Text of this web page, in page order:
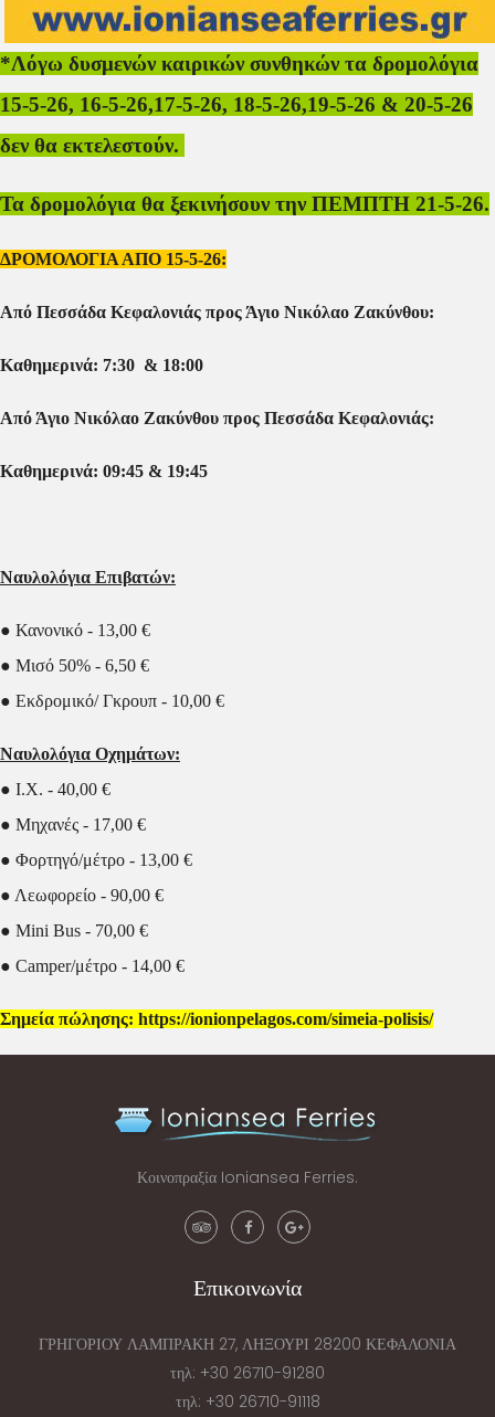
*Λόγω δυσμενών καιρικών συνθηκών τα δρομολόγια
15-5-26, 16-5-26,17-5-26, 18-5-26,19-5-26 & 20-5-26
δεν θα εκτελεστούν.
Τα δρομολόγια θα ξεκινήσουν την ΠΕΜΠΤΗ 21-5-26.
ΔΡΟΜΟΛΟΓΙΑ ΑΠΟ 15-5-26:
Από Πεσσάδα Κεφαλονιάς προς Άγιο Νικόλαο Ζακύνθου:
Καθημερινά: 7:30 & 18:00
Από Άγιο Νικόλαο Ζακύνθου προς Πεσσάδα Κεφαλονιάς:
Καθημερινά: 09:45 & 19:45
Ναυλολόγια Επιβατών:
● Κανονικό - 13,00 €
● Μισό 50% - 6,50 €
● Εκδρομικό/ Γκρουπ - 10,00 €
Ναυλολόγια Οχημάτων:
● Ι.Χ. - 40,00 €
● Μηχανές - 17,00 €
● Φορτηγό/μέτρο - 13,00 €
● Λεωφορείο - 90,00 €
● Mini Bus - 70,00 €
● Camper/μέτρο - 14,00 €
Σημεία πώλησης: https://ionionpelagos.com/simeia-polisis/
Κοινοπραξία Ioniansea Ferries.
Επικοινωνία
ΓΡΗΓΟΡΙΟΥ ΛΑΜΠΡΑΚΗ 27, ΛΗΞΟΥΡΙ 28200 ΚΕΦΑΛΟΝΙΑ
τηλ: +30 26710-91280
τηλ: +30 26710-91118